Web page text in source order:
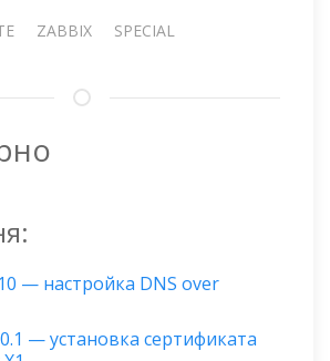
ZABBIX SPECIAL
— настройка DNS over
— установка сертификата